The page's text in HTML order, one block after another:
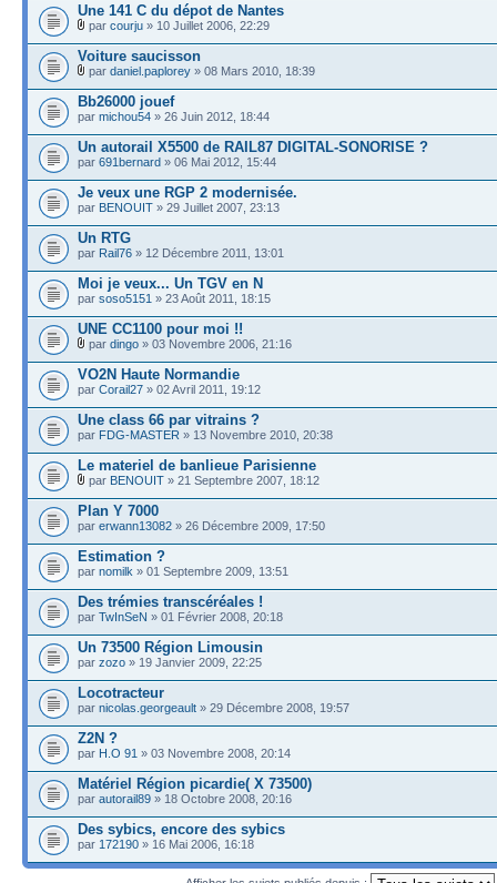
Une 141 C du dépot de Nantes
par courju » 10 Juillet 2006, 22:29
Voiture saucisson
par daniel.paplorey » 08 Mars 2010, 18:39
Bb26000 jouef
par michou54 » 26 Juin 2012, 18:44
Un autorail X5500 de RAIL87 DIGITAL-SONORISE ?
par 691bernard » 06 Mai 2012, 15:44
Je veux une RGP 2 modernisée.
par BENOUIT » 29 Juillet 2007, 23:13
Un RTG
par Rail76 » 12 Décembre 2011, 13:01
Moi je veux... Un TGV en N
par soso5151 » 23 Août 2011, 18:15
UNE CC1100 pour moi !!
par dingo » 03 Novembre 2006, 21:16
VO2N Haute Normandie
par Corail27 » 02 Avril 2011, 19:12
Une class 66 par vitrains ?
par FDG-MASTER » 13 Novembre 2010, 20:38
Le materiel de banlieue Parisienne
par BENOUIT » 21 Septembre 2007, 18:12
Plan Y 7000
par erwann13082 » 26 Décembre 2009, 17:50
Estimation ?
par nomilk » 01 Septembre 2009, 13:51
Des trémies transcéréales !
par TwInSeN » 01 Février 2008, 20:18
Un 73500 Région Limousin
par zozo » 19 Janvier 2009, 22:25
Locotracteur
par nicolas.georgeault » 29 Décembre 2008, 19:57
Z2N ?
par H.O 91 » 03 Novembre 2008, 20:14
Matériel Région picardie( X 73500)
par autorail89 » 18 Octobre 2008, 20:16
Des sybics, encore des sybics
par 172190 » 16 Mai 2006, 16:18